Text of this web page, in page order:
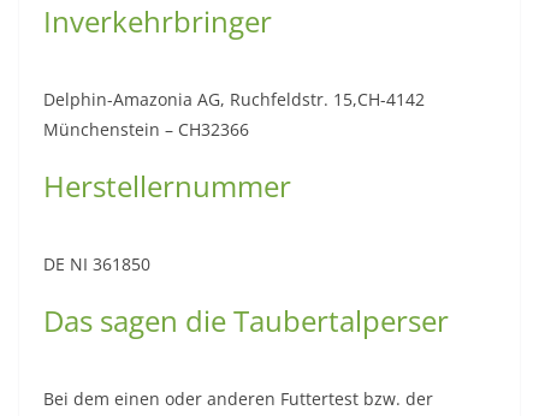
Inverkehrbringer
Delphin-Amazonia AG, Ruchfeldstr. 15,CH-4142
Münchenstein – CH32366
Herstellernummer
DE NI 361850
Das sagen die Taubertalperser
Bei dem einen oder anderen Futtertest bzw. der